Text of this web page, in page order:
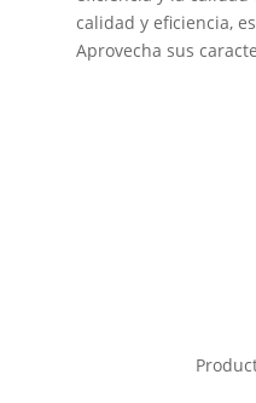
calidad y eficiencia,
Aprovecha sus